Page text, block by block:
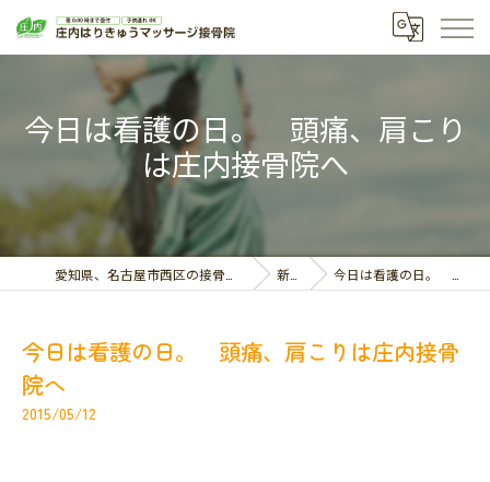
今日は看護の日。 頭痛、肩こり
は庄内接骨院へ
新着情報 今日は看護の日。 頭痛、肩こりは庄内接骨院へ
今日は看護の日。 頭痛、肩こりは庄内接骨
院へ
2015/05/12